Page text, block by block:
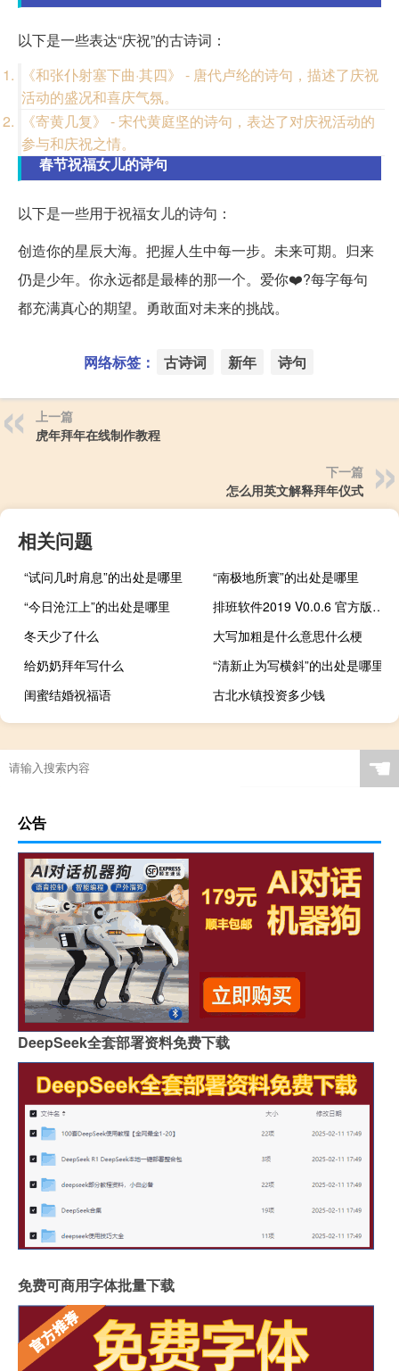
以下是一些表达“庆祝”的古诗词：
《和张仆射塞下曲·其四》 - 唐代卢纶的诗句，描述了庆祝
活动的盛况和喜庆气氛。
《寄黄几复》 - 宋代黄庭坚的诗句，表达了对庆祝活动的
参与和庆祝之情。
春节祝福女儿的诗句
以下是一些用于祝福女儿的诗句：
创造你的星辰大海。把握人生中每一步。未来可期。归来
仍是少年。你永远都是最棒的那一个。爱你❤️?每字每句
都充满真心的期望。勇敢面对未来的挑战。
网络标签： 古诗词 新年 诗句
上一篇
虎年拜年在线制作教程
下一篇
怎么用英文解释拜年仪式
相关问题
“试问几时肩息”的出处是哪里
“南极地所寰”的出处是哪里
“今日沧江上”的出处是哪里
排班软件2019 V0.0.6 官方版（排班软件2019 V0.0.6 官方版功能简介）
冬天少了什么
大写加粗是什么意思什么梗
给奶奶拜年写什么
“清新止为写横斜”的出处是哪里
闺蜜结婚祝福语
古北水镇投资多少钱
☚
公告
DeepSeek全套部署资料免费下载
免费可商用字体批量下载